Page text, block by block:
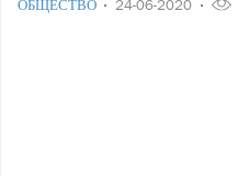
ОБЩЕСТВО 24-06-2020